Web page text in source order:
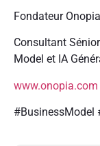
Fondateur Onopia
Consultant
Model et IA
www.onopia.com
#BusinessModel